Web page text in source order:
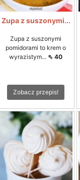
Zupa z suszonymi...
Zupa z suszonymi
pomidorami to krem o
wyrazistym... ⇖ 40
Zobacz przepis!